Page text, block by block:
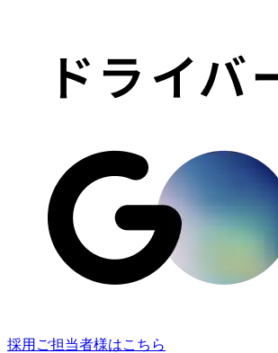
採用ご担当者様はこちら